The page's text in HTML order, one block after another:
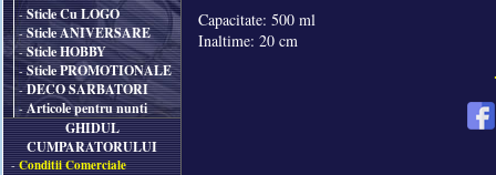
-Sticle Cu LOGO
-Sticle ANIVERSARE
-Sticle HOBBY
-Sticle PROMOTIONALE
-DECO SARBATORI
-Articole pentru nunti
GHIDUL
CUMPARATORULUI
-Conditii Comerciale
Capacitate: 500 ml
Inaltime: 20 cm